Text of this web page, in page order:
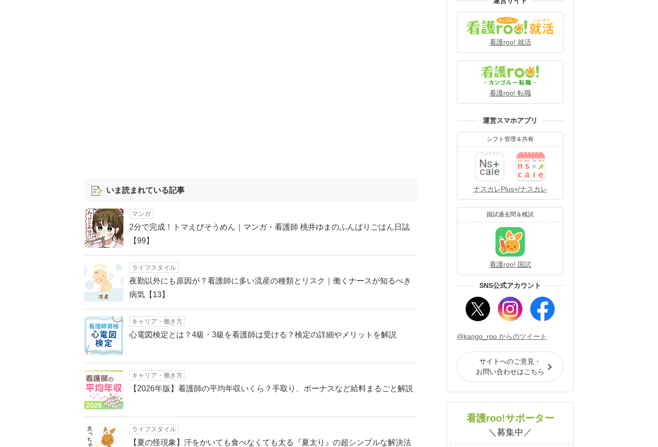
いま読まれている記事
マンガ
2分で完成！トマえびそうめん｜マンガ・看護師 桃井ゆまのふんばりごはん日誌
【99】
ライフスタイル
夜勤以外にも原因が？看護師に多い流産の種類とリスク｜働くナースが知るべき
病気【13】
キャリア・働き方
心電図検定とは？4級・3級を看護師は受ける？検定の詳細やメリットを解説
キャリア・働き方
【2026年版】看護師の平均年収いくら？手取り、ボーナスなど給料まるごと解説
ライフスタイル
【夏の怪現象】汗をかいても食べなくても太る『夏太り』の超シンプルな解決法
看護roo! 就活
看護roo! 転職
運営スマホアプリ
シフト管理＆共有
ナスカレPlus+/ナスカレ
国試過去問＆模試
看護roo! 国試
SNS公式アカウント
@kango_roo からのツイート
サイトへのご意見・
お問い合わせはこちら
看護roo!サポーター
＼募集中／